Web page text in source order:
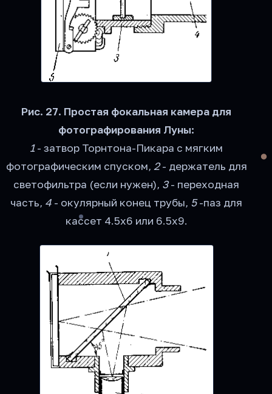
Рис. 27. Простая фокальная камера для
фотографирования Луны:
1- затвор Торнтона-Пикара с мягким
фотографическим спуском, 2- держатель для
светофильтра (если нужен), 3- переходная
часть, 4 - окулярный конец трубы, 5-паз для
кассет 4.5x6 или 6.5x9.